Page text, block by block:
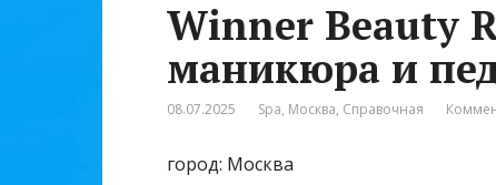
Winner Beauty
маникюра и
08.07.2025 Spa, Москва, Справочная
город: Москва